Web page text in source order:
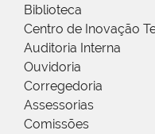
Biblioteca
Centro de Inovação
Auditoria Interna
Ouvidoria
Corregedoria
Assessorias
Comissões